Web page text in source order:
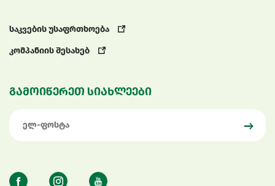
საკვების უსაფრთხოება
კომპანიის შესახებ
გამოიწერეთ სიახლეები